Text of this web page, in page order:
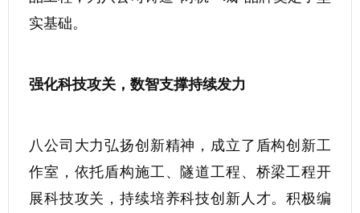
实基础。
强化科技攻关，数智支撑持续发力
八公司大力弘扬创新精神，成立了盾构创新工
作室，依托盾构施工、隧道工程、桥梁工程开
展科技攻关，持续培养科技创新人才。积极编